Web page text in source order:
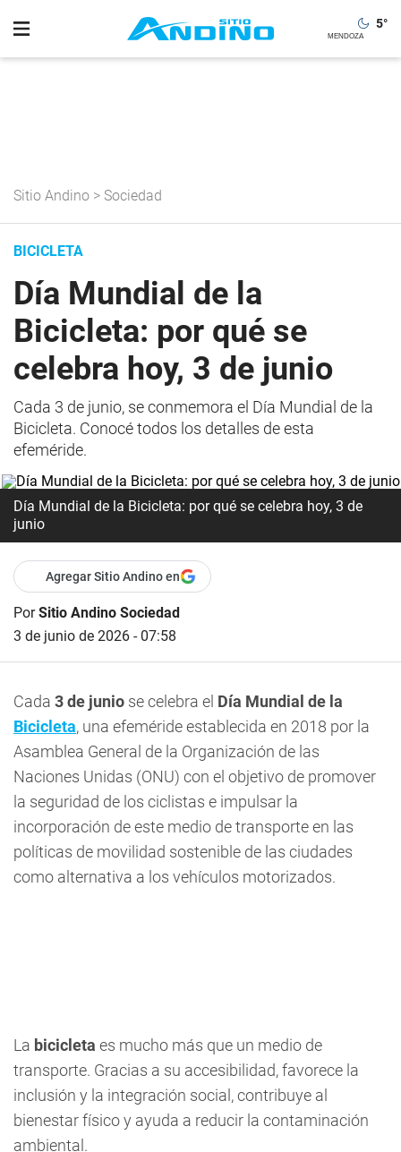
5°
Sitio Andino > Sociedad
BICICLETA
Día Mundial de la
Bicicleta: por qué se
celebra hoy, 3 de junio
Cada 3 de junio, se conmemora el Día Mundial de la
Bicicleta. Conocé todos los detalles de esta
efeméride.
Día Mundial de la Bicicleta: por qué se celebra hoy, 3 de
junio
Agregar Sitio Andino en
PorSitio Andino Sociedad
3 de junio de 2026 - 07:58
Cada 3 de junio se celebra el Día Mundial de la
Bicicleta, una efeméride establecida en 2018 por la
Asamblea General de la Organización de las
Naciones Unidas (ONU) con el objetivo de promover
la seguridad de los ciclistas e impulsar la
incorporación de este medio de transporte en las
políticas de movilidad sostenible de las ciudades
como alternativa a los vehículos motorizados.
La bicicleta es mucho más que un medio de
transporte. Gracias a su accesibilidad, favorece la
inclusión y la integración social, contribuye al
bienestar físico y ayuda a reducir la contaminación
ambiental.